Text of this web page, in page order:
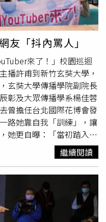
張雅婷則提到，雖然與粉
都好熟悉，就像是認識很
有感而發。（圖／中天新
多會員幾乎無時無刻都在
們都不用睡覺的嗎？」，
懷於心，就有會員說出心
因為中天不只是為自己發
督政府的力量！」主播洪
受非常多，都沒想到原來
力，到了網路世界之後就
以做得更多，尤其以前播
眾在鏡頭後面的感受是什
的想法！」她更表示這一
很感動！(左起)主播許
，展現同事情。（圖／中
有《全球大視野》
鄭亦真、許甫、譚若誼合
「抖內罵人」
來了！」校園巡迴
播許甫到新竹玄奘大學，
玄奘大學傳播學院副院長
彰及大眾傳播學系楊佳蓉
曾擔任台北國際花博會發
路她靠自我「訓練」，讓
她更自曝：「當初踏入政
長官指派，剛開始相當挫
任務，但也感謝這樣的機
場的同學要勇於嘗試、展
曾遇到網友特地抖內
馬千惠與許甫談起與過去
是「與網友的互動」，透
繼續閱讀